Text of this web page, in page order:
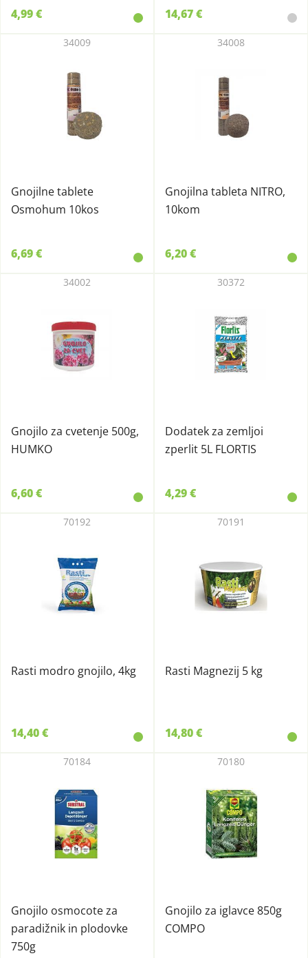
4,99 € 14,67 €
Gnojilne tablete
Osmohum 10kos
34009
6,69 €
Gnojilna tableta NITRO,
10kom
34008
6,20 €
Gnojilo za cvetenje 500g,
HUMKO
34002
6,60 €
Dodatek za zemljoi
zperlit 5L FLORTIS
30372
4,29 €
Rasti modro gnojilo, 4kg
70192
14,40 €
Rasti Magnezij 5 kg
70191
14,80 €
Gnojilo osmocote za
paradižnik in plodovke
750g
70184
Gnojilo za iglavce 850g
COMPO
70180